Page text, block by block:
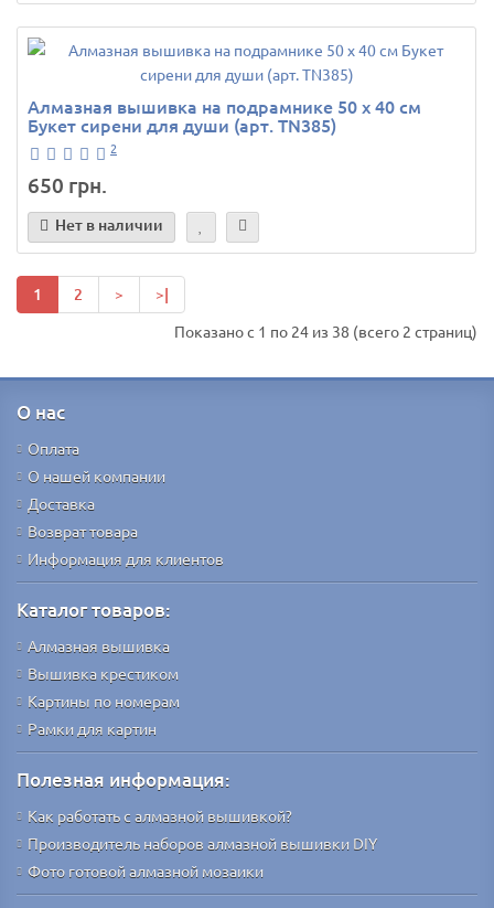
Алмазная вышивка на подрамнике 50 х 40 см
Букет сирени для души (арт. TN385)
2
650 грн.
Нет в наличии
1 2 > >|
Показано с 1 по 24 из 38 (всего 2 страниц)
О нас
Оплата
О нашей компании
Доставка
Возврат товара
Информация для клиентов
Каталог товаров:
Алмазная вышивка
Вышивка крестиком
Картины по номерам
Рамки для картин
Полезная информация:
Как работать с алмазной вышивкой?
Производитель наборов алмазной вышивки DIY
Фото готовой алмазной мозаики